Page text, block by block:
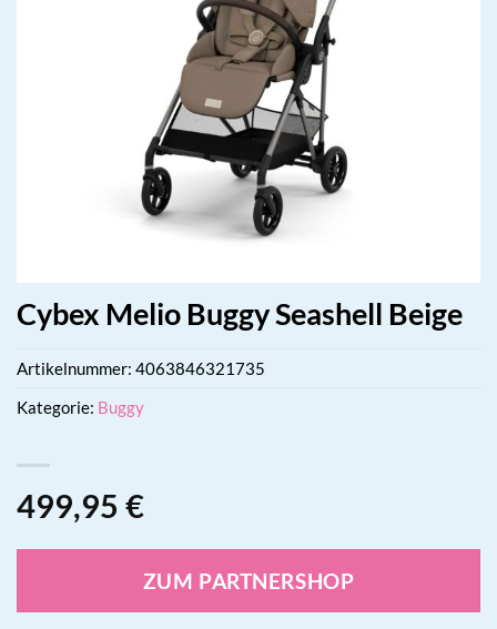
Cybex Melio Buggy Seashell Beige
499,95 €
ZUM PARTNERSHOP
Artikelnummer: 4063846321735
Kategorie: Buggy